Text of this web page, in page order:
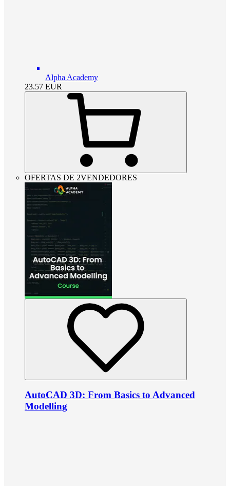
Alpha Academy
23.57 EUR
OFERTAS DE 2VENDEDORES
AutoCAD 3D: From Basics to Advanced
Modelling